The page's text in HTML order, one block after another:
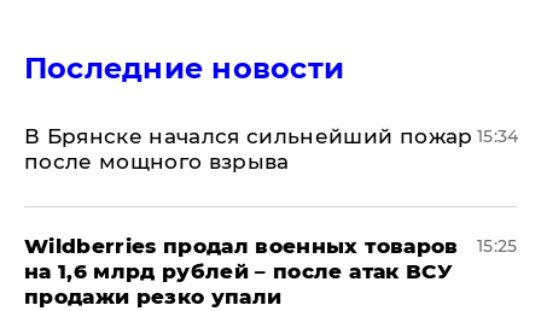
Последние новости
В Брянске начался сильнейший пожар
после мощного взрыва
15:34
​Wildberries продал военных товаров
на 1,6 млрд рублей – после атак ВСУ
продажи резко упали
15:25